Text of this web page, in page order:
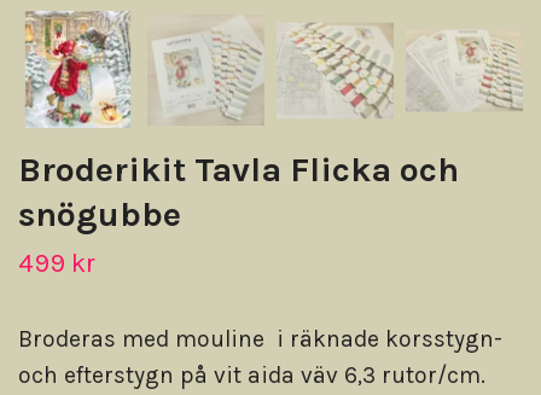
Broderikit Tavla Flicka och
snögubbe
499 kr
Broderas med mouline i räknade korsstygn-
och efterstygn på vit aida väv 6,3 rutor/cm.